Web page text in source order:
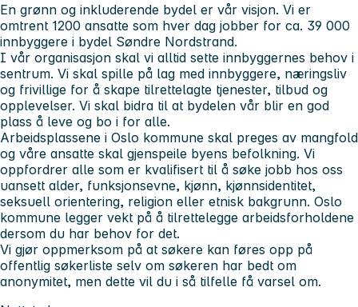
En grønn og inkluderende bydel er vår visjon. Vi er
omtrent 1200 ansatte som hver dag jobber for ca. 39 000
innbyggere i bydel Søndre Nordstrand.
I vår organisasjon skal vi alltid sette innbyggernes behov i
sentrum. Vi skal spille på lag med innbyggere, næringsliv
og frivillige for å skape tilrettelagte tjenester, tilbud og
opplevelser. Vi skal bidra til at bydelen vår blir en god
plass å leve og bo i for alle.
Arbeidsplassene i Oslo kommune skal preges av mangfold
og våre ansatte skal gjenspeile byens befolkning. Vi
oppfordrer alle som er kvalifisert til å søke jobb hos oss
uansett alder, funksjonsevne, kjønn, kjønnsidentitet,
seksuell orientering, religion eller etnisk bakgrunn. Oslo
kommune legger vekt på å tilrettelegge arbeidsforholdene
dersom du har behov for det.
Vi gjør oppmerksom på at søkere kan føres opp på
offentlig søkerliste selv om søkeren har bedt om
anonymitet, men dette vil du i så tilfelle få varsel om.